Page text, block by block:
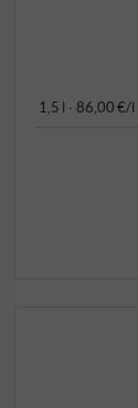
1,5 l · 86,00 €/l